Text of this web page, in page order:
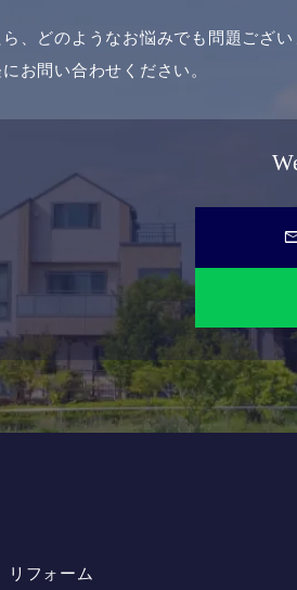
、どのようなお悩みでも問題ござい
お問い合わせください。
リフォーム